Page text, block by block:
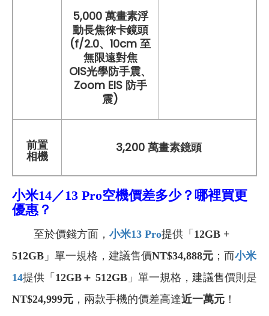
5,000 萬畫素浮
動長焦徠卡鏡頭
(f/2.0、10cm 至
無限遠對焦
OIS光學防手震、
Zoom EIS 防手
震)
前置
相機
3,200 萬畫素鏡頭
小米14／13 Pro空機價差多少？哪裡買更
優惠？
至於價錢方面， 小米13 Pro提供「 12GB +
512GB 」單一規格，建議售價NT$34,888元 ；而小米
14提供「 12GB＋ 512GB 」單一規格，建議售價則是
NT$24,999元 ，兩款手機的價差高達近一萬元 ！